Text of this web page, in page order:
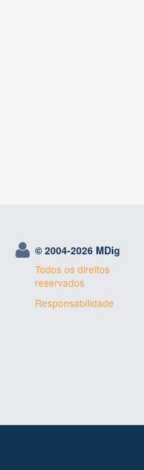
© 2004-2026 MDig
Todos os direitos
reservados
Responsabilidade